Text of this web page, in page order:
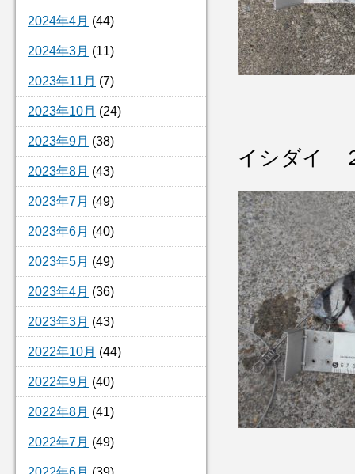
2024年4月 (44)
2024年3月 (11)
2023年11月 (7)
2023年10月 (24)
2023年9月 (38)
2023年8月 (43)
2023年7月 (49)
2023年6月 (40)
2023年5月 (49)
2023年4月 (36)
2023年3月 (43)
2022年10月 (44)
2022年9月 (40)
2022年8月 (41)
2022年7月 (49)
イシダイ